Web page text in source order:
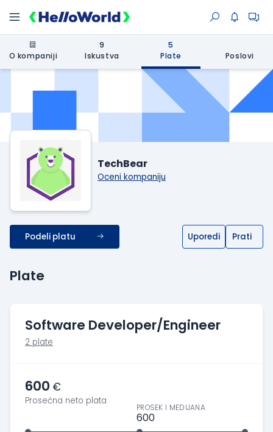
O kompaniji
9
Iskustva
5
Plate
Poslovi
TechBear
Oceni kompaniju
Podeli platu Uporedi Prati
Plate
Software Developer/Engineer
2 plate
600 €
Prosečna neto plata
PROSEK I MEDIJANA
600